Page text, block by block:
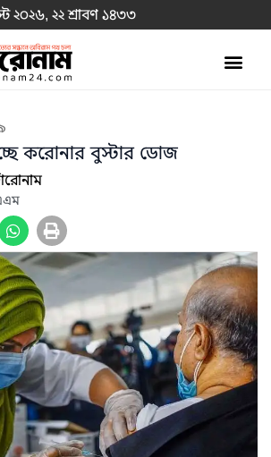
২০২৬, ২২ শ্রাবণ ১৪৩৩
করোনার বুস্টার ডোজ